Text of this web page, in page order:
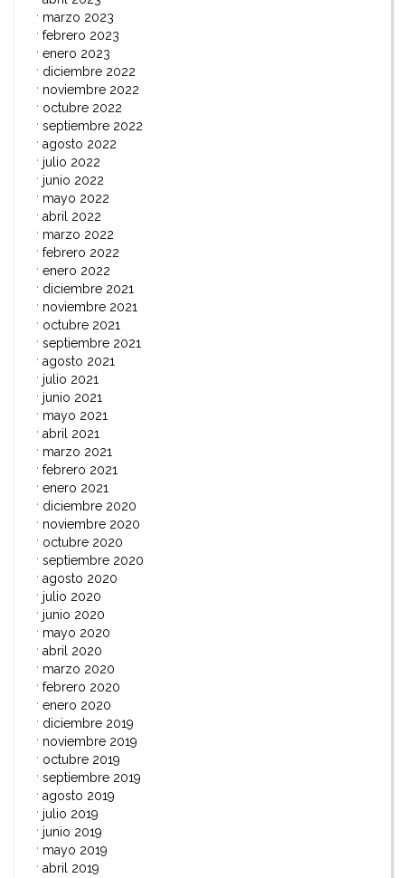
marzo 2023
febrero 2023
enero 2023
diciembre 2022
noviembre 2022
octubre 2022
septiembre 2022
agosto 2022
julio 2022
junio 2022
mayo 2022
abril 2022
marzo 2022
febrero 2022
enero 2022
diciembre 2021
noviembre 2021
octubre 2021
septiembre 2021
agosto 2021
julio 2021
junio 2021
mayo 2021
abril 2021
marzo 2021
febrero 2021
enero 2021
diciembre 2020
noviembre 2020
octubre 2020
septiembre 2020
agosto 2020
julio 2020
junio 2020
mayo 2020
abril 2020
marzo 2020
febrero 2020
enero 2020
diciembre 2019
noviembre 2019
octubre 2019
septiembre 2019
agosto 2019
julio 2019
junio 2019
mayo 2019
abril 2019